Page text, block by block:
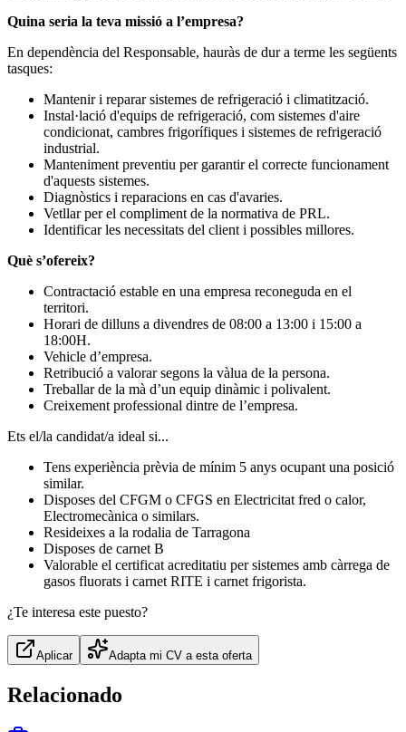
Quina seria la teva missió a l’empresa?
En dependència del Responsable, hauràs de dur a terme les següents
tasques:
Mantenir i reparar sistemes de refrigeració i climatització.
Instal·lació d'equips de refrigeració, com sistemes d'aire
condicionat, cambres frigorífiques i sistemes de refrigeració
industrial.
Manteniment preventiu per garantir el correcte funcionament
d'aquests sistemes.
Diagnòstics i reparacions en cas d'avaries.
Vetllar per el compliment de la normativa de PRL.
Identificar les necessitats del client i possibles millores.
Què s’ofereix?
Contractació estable en una empresa reconeguda en el
territori.
Horari de dilluns a divendres de 08:00 a 13:00 i 15:00 a
18:00H.
Vehicle d’empresa.
Retribució a valorar segons la vàlua de la persona.
Treballar de la mà d’un equip dinàmic i polivalent.
Creixement professional dintre de l’empresa.
Ets el/la candidat/a ideal si...
Tens experiència prèvia de mínim 5 anys ocupant una posició
similar.
Disposes del CFGM o CFGS en Electricitat fred o calor,
Electromecànica o similars.
Resideixes a la rodalia de Tarragona
Disposes de carnet B
Valorable el certificat acreditatiu per sistemes amb càrrega de
gasos fluorats i carnet RITE i carnet frigorista.
¿Te interesa este puesto?
Aplicar Adapta mi CV a esta oferta
Relacionado